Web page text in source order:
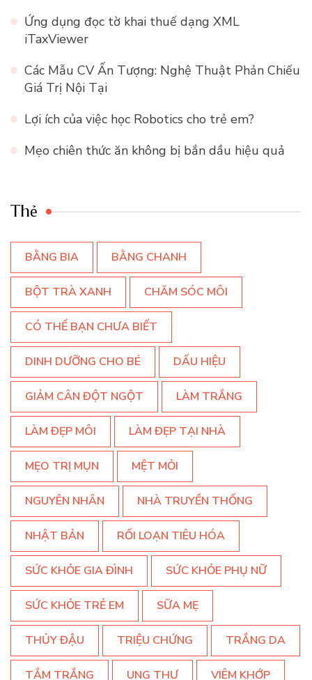
Ứng dụng đọc tờ khai thuế dạng XML
iTaxViewer
Các Mẫu CV Ấn Tượng: Nghệ Thuật Phản Chiếu
Giá Trị Nội Tại
Lợi ích của việc học Robotics cho trẻ em?
Mẹo chiên thức ăn không bị bắn dầu hiệu quả
Thẻ
BẰNG BIA BẰNG CHANH
BỘT TRÀ XANH CHĂM SÓC MÔI
CÓ THỂ BẠN CHƯA BIẾT
DINH DƯỠNG CHO BÉ DẤU HIỆU
GIẢM CÂN ĐỘT NGỘT LÀM TRẮNG
LÀM ĐẸP MÔI LÀM ĐẸP TẠI NHÀ
MẸO TRỊ MỤN MỆT MỎI
NGUYÊN NHÂN NHÀ TRUYỀN THỐNG
NHẬT BẢN RỐI LOẠN TIÊU HÓA
SỨC KHỎE GIA ĐÌNH SỨC KHỎE PHỤ NỮ
SỨC KHỎE TRẺ EM SỮA MẸ
THỦY ĐẬU TRIỆU CHỨNG TRẮNG DA
TẮM TRẮNG UNG THƯ VIÊM KHỚP